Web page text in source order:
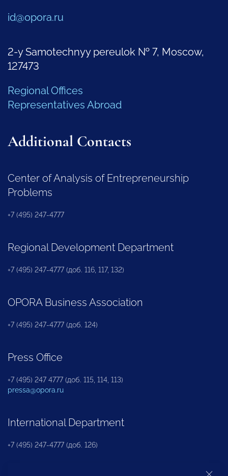
id@opora.ru
2-y Samotechnyy pereulok № 7, Moscow,
127473
Regional Offices
Representatives Abroad
Additional Contacts
Center of Analysis of Entrepreneurship
Problems
+7 (495) 247-4777
Regional Development Department
+7 (495) 247-4777 (доб. 116, 117, 132)
OPORA Business Association
+7 (495) 247-4777 (доб. 124)
Press Office
+7 (495) 247 4777 (доб. 115, 114, 113)
pressa@opora.ru
International Department
+7 (495) 247-4777 (доб. 126)